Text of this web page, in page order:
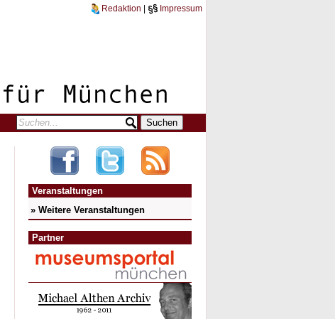
Redaktion Impressum
Veranstaltungen
» Weitere Veranstaltungen
Partner